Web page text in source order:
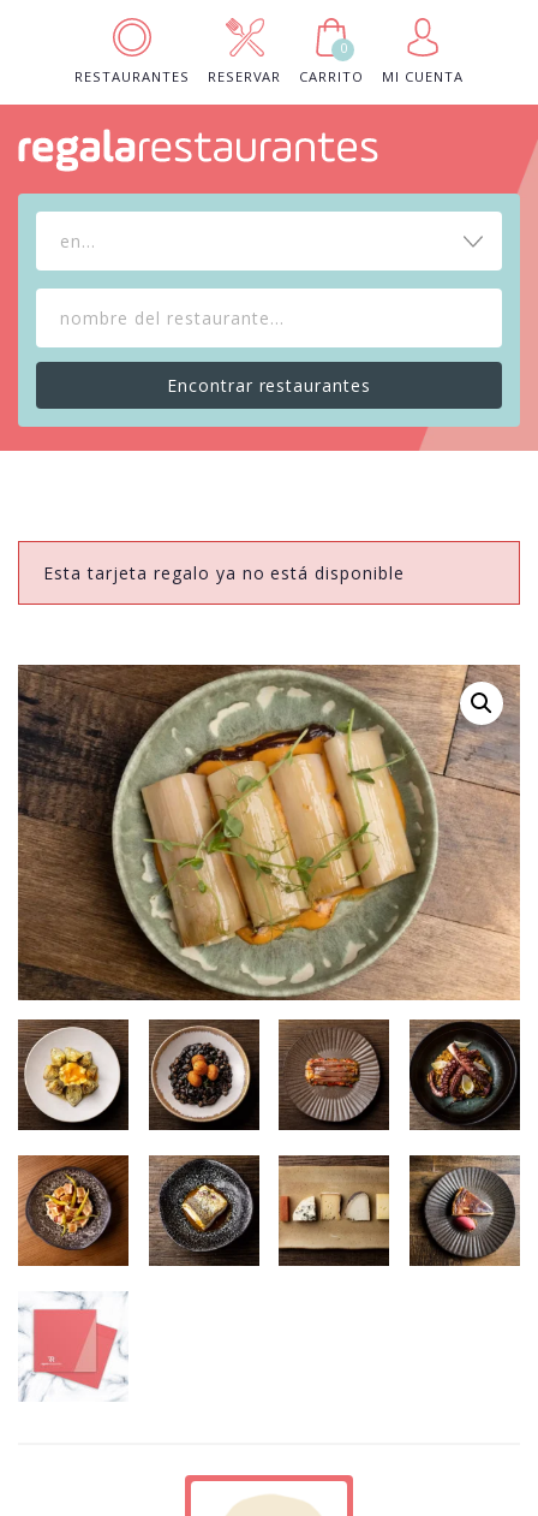
RESTAURANTES RESERVAR
0
CARRITO
MI CUENTA
en...
Esta tarjeta regalo ya no está disponible